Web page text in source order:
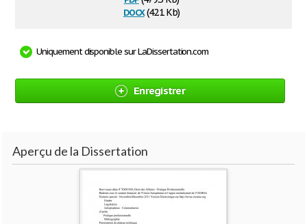
docx(42.1 Kb)
Uniquement disponible sur LaDissertation.com
Enregistrer
Aperçu de la Dissertation